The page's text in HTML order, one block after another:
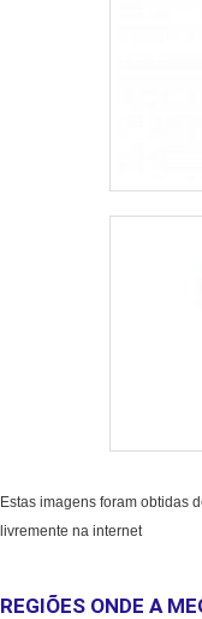
Estas imagens foram obtidas
livremente na internet
REGIÕES ONDE A